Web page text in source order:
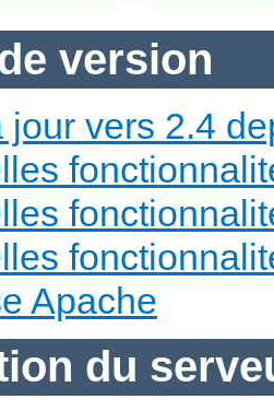
version
jour vers 2.4
Apache
du